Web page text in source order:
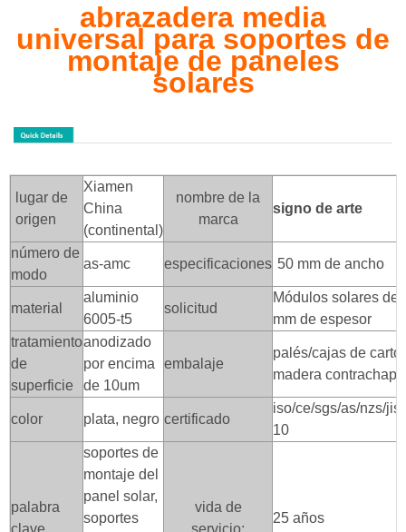
abrazadera media
universal para soportes de
montaje de paneles
solares
lugar de
origen
Xiamen
China
(continental)
nombre de la
marca
signo de arte
número de
modo
as-amc especificaciones 50 mm de ancho
material
aluminio
6005-t5
solicitud
Módulos solares de
mm de espesor
tratamiento
de
superficie
anodizado
por encima
de 10um
embalaje
palés/cajas de
madera
color plata, negro certificado
iso/ce/sgs/as/nzs/
10
palabra
soportes de
montaje del
panel solar,
soportes
vida de
25 años